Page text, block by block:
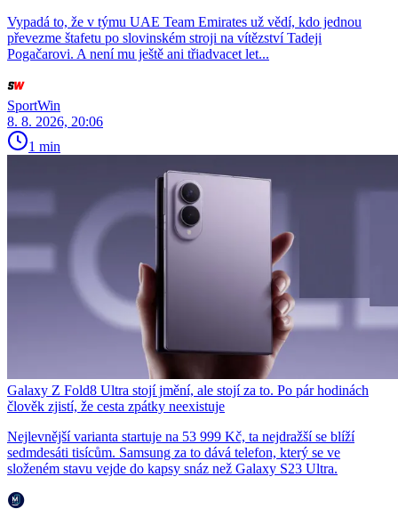
Vypadá to, že v týmu UAE Team Emirates už vědí, kdo jednou
převezme štafetu po slovinském stroji na vítězství Tadeji
Pogačarovi. A není mu ještě ani třiadvacet let...
SportWin
8. 8. 2026, 20:06
1 min
Galaxy Z Fold8 Ultra stojí jmění, ale stojí za to. Po pár hodinách
člověk zjistí, že cesta zpátky neexistuje
Nejlevnější varianta startuje na 53 999 Kč, ta nejdražší se blíží
sedmdesáti tisícům. Samsung za to dává telefon, který se ve
složeném stavu vejde do kapsy snáz než Galaxy S23 Ultra.